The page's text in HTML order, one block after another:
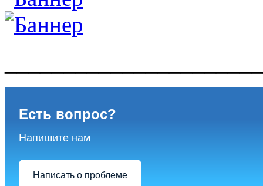
Есть вопрос?
Напишите нам
Написать о проблеме